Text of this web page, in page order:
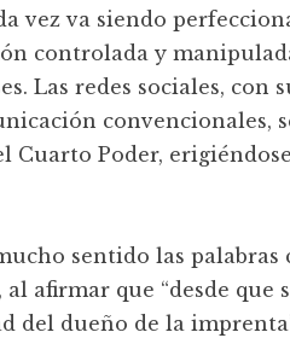
vez va siendo
controlada y
Las redes sociales, con
convencionales,
Cuarto Poder,
sentido las palabras
afirmar que “desde
del dueño de la